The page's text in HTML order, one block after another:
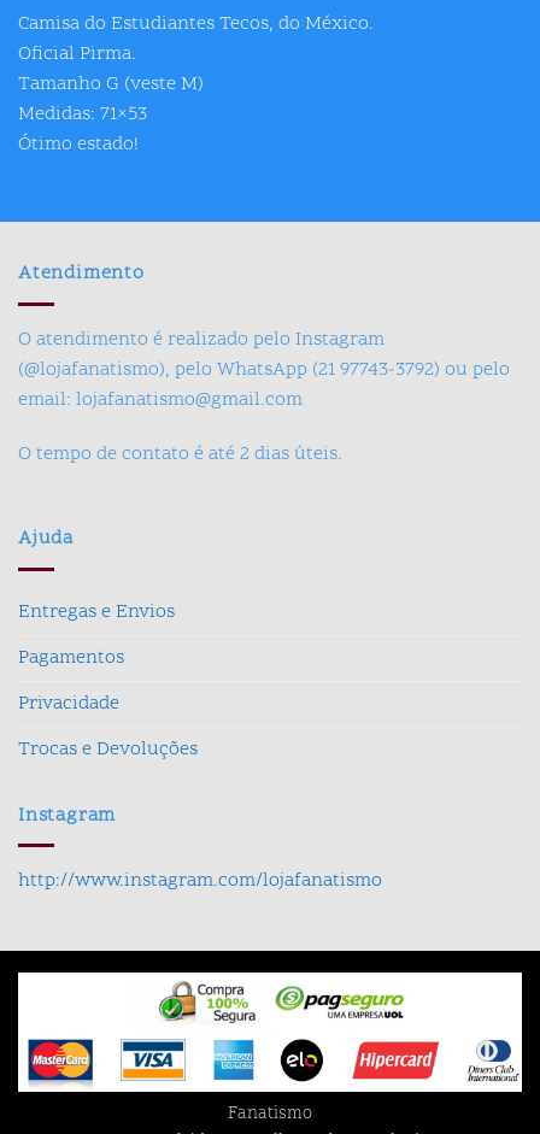
Camisa do Estudiantes Tecos, do México.
Oficial Pirma.
Tamanho G (veste M)
Medidas: 71×53
Ótimo estado!
Atendimento
O atendimento é realizado pelo Instagram
(@lojafanatismo), pelo WhatsApp (21 97743-3792) ou pelo
email: lojafanatismo@gmail.com
O tempo de contato é até 2 dias úteis.
Ajuda
Entregas e Envios
Pagamentos
Privacidade
Trocas e Devoluções
Instagram
http://www.instagram.com/lojafanatismo
Fanatismo